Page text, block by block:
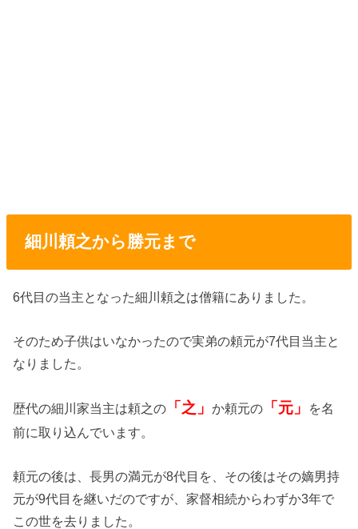
細川頼之から勝元まで
6代目の当主となった細川頼之は僧籍にありました。
そのため子供はいなかったので実弟の頼元が7代目当主と
なりました。
歴代の細川家当主は頼之の 「之」か頼元の 「元」
を名
前に取り込んでいます。
頼元の後は、長男の満元が8代目を、その後はその嫡男持
元が9代目を継いだのですが、家督相続からわずか3年で
この世を去りました。